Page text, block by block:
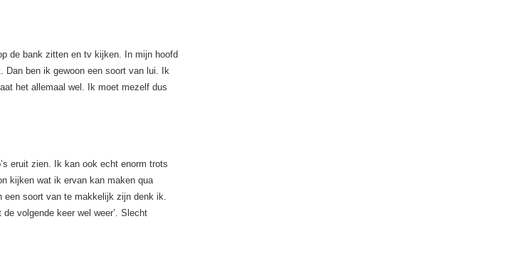
de bank zitten en tv kijken. In mijn hoofd
Dan ben ik gewoon een soort van lui. Ik
het allemaal wel. Ik moet mezelf dus
eruit zien. Ik kan ook echt enorm trots
kijken wat ik ervan kan maken qua
een soort van te makkelijk zijn denk ik.
volgende keer wel weer’. Slecht